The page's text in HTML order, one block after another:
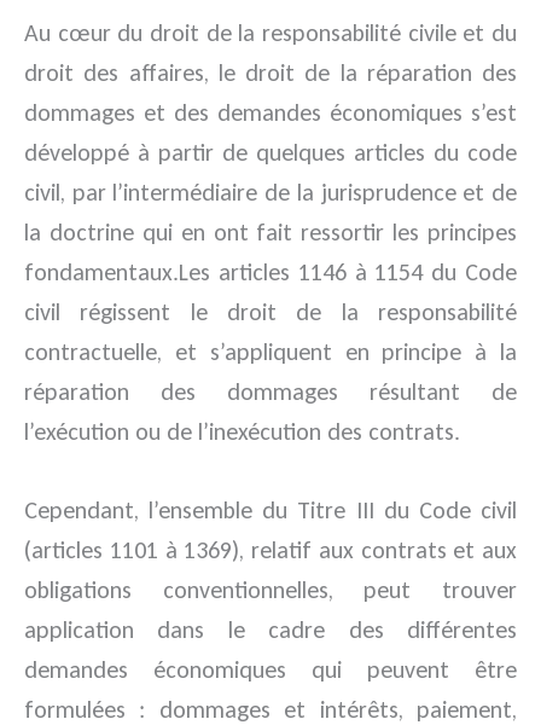
Au cœur du droit de la responsabilité civile et du
droit des affaires, le droit de la réparation des
dommages et des demandes économiques s’est
développé à partir de quelques articles du code
civil, par l’intermédiaire de la jurisprudence et de
la doctrine qui en ont fait ressortir les principes
fondamentaux.Les articles 1146 à 1154 du Code
civil régissent le droit de la responsabilité
contractuelle, et s’appliquent en principe à la
réparation des dommages résultant de
l’exécution ou de l’inexécution des contrats.
Cependant, l’ensemble du Titre III du Code civil
(articles 1101 à 1369), relatif aux contrats et aux
obligations conventionnelles, peut trouver
application dans le cadre des différentes
demandes économiques qui peuvent être
formulées : dommages et intérêts, paiement,